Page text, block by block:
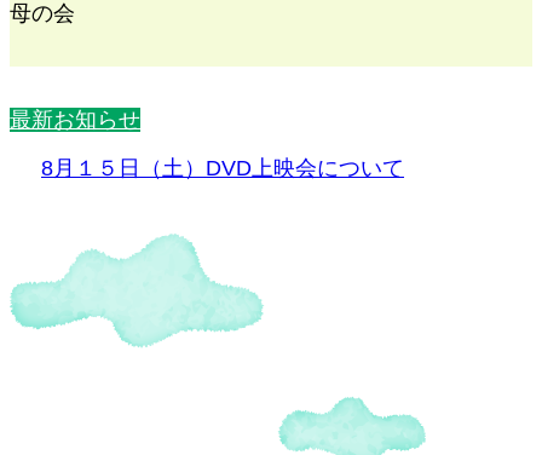
母の会
最新お知らせ
8月１５日（土）DVD上映会について